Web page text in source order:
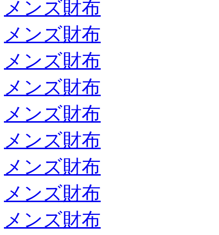
メンズ財布
メンズ財布
メンズ財布
メンズ財布
メンズ財布
メンズ財布
メンズ財布
メンズ財布
メンズ財布